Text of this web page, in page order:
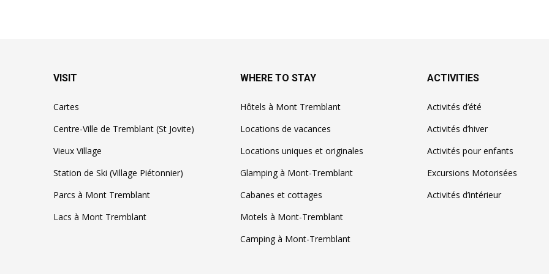
VISIT
Cartes
Centre-Ville de Tremblant (St Jovite)
Vieux Village
Station de Ski (Village Piétonnier)
Parcs à Mont Tremblant
Lacs à Mont Tremblant
WHERE TO STAY
Hôtels à Mont Tremblant
Locations de vacances
Locations uniques et originales
Glamping à Mont-Tremblant
Cabanes et cottages
Motels à Mont-Tremblant
Camping à Mont-Tremblant
ACTIVITIES
Activités d’été
Activités d’hiver
Activités pour enfants
Excursions Motorisées
Activités d’intérieur